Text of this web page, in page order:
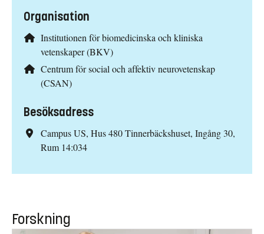
Organisation
Institutionen för biomedicinska och kliniska
vetenskaper (BKV)
Centrum för social och affektiv neurovetenskap
(CSAN)
Besöksadress
Campus US, Hus 480 Tinnerbäckshuset, Ingång 30,
Rum 14:034
Forskning